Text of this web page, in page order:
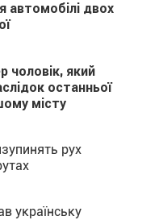
автомобілі двох
чоловік, який
останньої
місту
рух
українську